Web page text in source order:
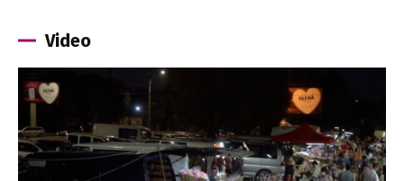
Video